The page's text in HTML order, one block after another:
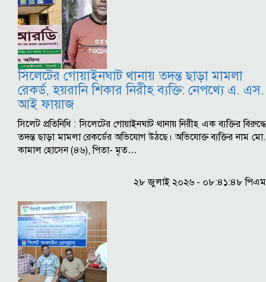
সিলেটের গোয়াইনঘাট থানায় তদন্ত ছাড়া মামলা
রেকর্ড, হয়রানি শিকার নিরীহ ব্যক্তি: নেপথ্যে এ. এস.
আই ফায়াজ
সিলেট প্রতিনিধি : সিলেটের গোয়াইনঘাট থানায় নিরীহ এক ব্যক্তির বিরুদ্ধে
তদন্ত ছাড়া মামলা রেকর্ডের অভিযোগ উঠছে। অভিযোক্ত ব্যক্তির নাম মো.
কামাল হোসেন (৪৬), পিতা- মৃত…
২৮ জুলাই ২০২৬ - ০৮:৪১:৪৮ পিএম